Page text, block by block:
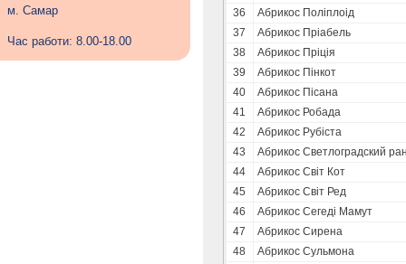
36
Абрикос Поліплоід
37
Абрикос Пріабель
38
Абрикос Пріція
39
Абрикос Пінкот
40
Абрикос Пісана
41
Абрикос Робада
42
Абрикос Рубіста
43
Абрикос Светлоградский
44
Абрикос Світ Кот
45
Абрикос Світ Ред
46
Абрикос Сегеді Мамут
47
Абрикос Сирена
48
Абрикос Сульмона
м. Самар
Час работи: 8.00-18.00